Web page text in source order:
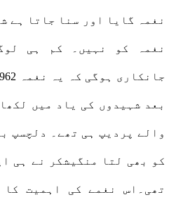
نغمہ گایا اور سنا جاتا ہے
نغمہ کو نہیں۔ کم ہی
بعد شہیدوں کی یاد میں
والے پردیپ ہی تھے۔ دلچسپ
کو بھی لتا منگیشکر نے ہی
تھی۔اس نغمے کی اہمیت